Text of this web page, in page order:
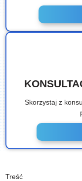
Skorzystaj z
Treść